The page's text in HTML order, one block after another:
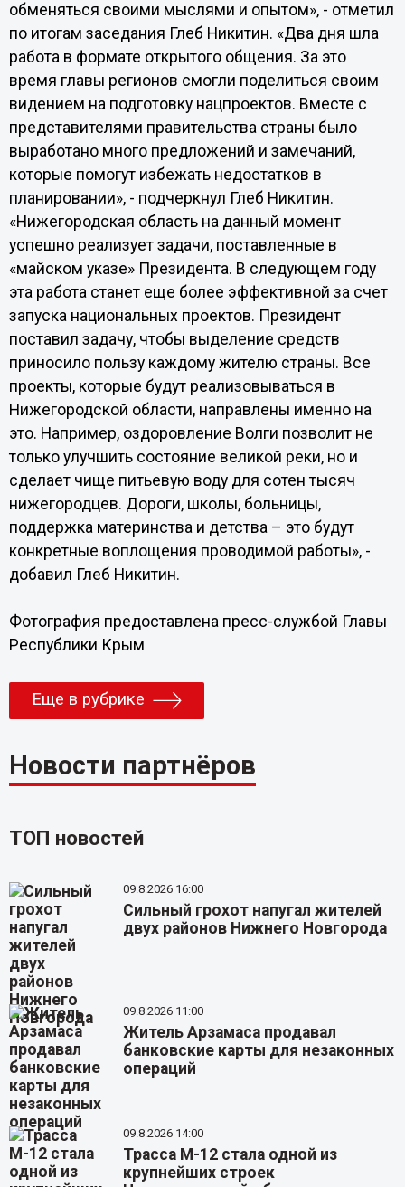
обменяться своими мыслями и опытом», - отметил
по итогам заседания Глеб Никитин. «Два дня шла
работа в формате открытого общения. За это
время главы регионов смогли поделиться своим
видением на подготовку нацпроектов. Вместе с
представителями правительства страны было
выработано много предложений и замечаний,
которые помогут избежать недостатков в
планировании», - подчеркнул Глеб Никитин.
«Нижегородская область на данный момент
успешно реализует задачи, поставленные в
«майском указе» Президента. В следующем году
эта работа станет еще более эффективной за счет
запуска национальных проектов. Президент
поставил задачу, чтобы выделение средств
приносило пользу каждому жителю страны. Все
проекты, которые будут реализовываться в
Нижегородской области, направлены именно на
это. Например, оздоровление Волги позволит не
только улучшить состояние великой реки, но и
сделает чище питьевую воду для сотен тысяч
нижегородцев. Дороги, школы, больницы,
поддержка материнства и детства – это будут
конкретные воплощения проводимой работы», -
добавил Глеб Никитин.
Фотография предоставлена пресс-службой Главы
Республики Крым
Еще в рубрике
Новости партнёров
ТОП новостей
09.8.2026 16:00
Сильный грохот напугал жителей
двух районов Нижнего Новгорода
09.8.2026 11:00
Житель Арзамаса продавал
банковские карты для незаконных
операций
09.8.2026 14:00
Трасса М-12 стала одной из
крупнейших строек